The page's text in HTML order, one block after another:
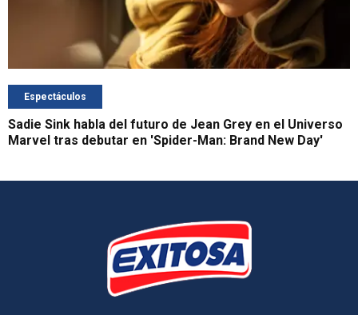
Espectáculos
Sadie Sink habla del futuro de Jean Grey en el Universo
Marvel tras debutar en 'Spider-Man: Brand New Day'